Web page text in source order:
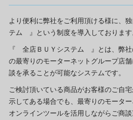
より便利に弊社をご利用頂ける様に、
テム 』という制度を導入しております
『 全店ＢＵＹシステム 』とは、弊社
の最寄りのモーターネットグループ店
談を承ることが可能なシステムです。
ご検討頂いている商品がお客様のご自
示してある場合でも、最寄りのモータ
オンラインツールを活用しながらご商談